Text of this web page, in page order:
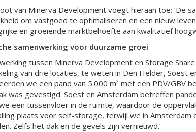
van Minerva Development voegt hieraan toe: ‘De
om vastgoed te optimaliseren en een nieuw
en groeiende marktbehoefte aan kwalitatief
samenwerking voor duurzame groei
tussen Minerva Development en Storage
van drie locaties, te weten in Den Helder, Soest
we een pand van 5.000 m² met een PDV/GBV
was gevestigd. Soest en Amsterdam betreffen
een tussenvloer in de ruimte, waardoor de
plaats voor self-storage, terwijl we in
Zelfs het dak en de gevels zijn vernieuwd.’